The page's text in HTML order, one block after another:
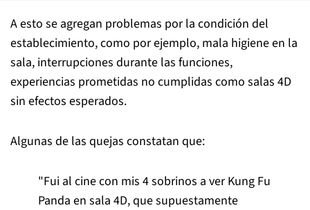
A esto se agregan problemas por la condición del
establecimiento, como por ejemplo, mala higiene en la
sala, interrupciones durante las funciones,
experiencias prometidas no cumplidas como salas 4D
sin efectos esperados.
Algunas de las quejas constatan que:
"Fui al cine con mis 4 sobrinos a ver Kung Fu
Panda en sala 4D, que supuestamente